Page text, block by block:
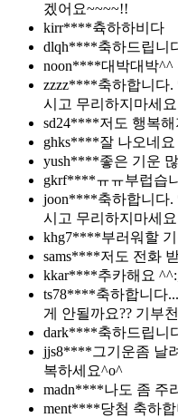
겠어요~~~~!!
kirr****츅하하비다
dlqh****축하드립니
noon****대박대박^^
zzzz****축하합니다
시고 무리하지마세
sd24****저도 행복
ghks****잘 나오네
yush****좋은 기운
gkrf****ㅠㅠ부럽습
joon****축하합니다
시고 무리하지마세
khg7****부러워할
sams****저도 전화
kkar****추카해요
ts78****축하합니다
게 안될까요?? 기부
dark****축하드립니
jjs8****그기운좀 날
복하세요^o^
madn****나도 좀 주
ment****당첨 축하